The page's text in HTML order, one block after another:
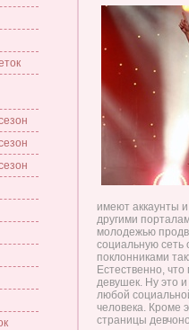
имеют аккаунты
другими
молодежью
социальную сеть
поклонниками
Естественно,
девушек. Ну это
любой
человека. Кроме
страницы